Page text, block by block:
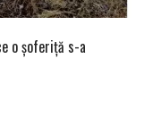
o șoferiță s-a